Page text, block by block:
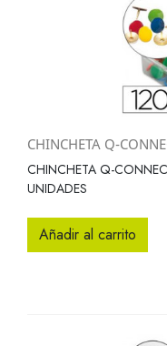
CHINCHETA Q-
CHINCHETA Q-
UNIDADES
Añadir al carrito